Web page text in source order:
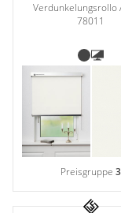
Verdunkelungsrollo
78011
Preisgruppe3